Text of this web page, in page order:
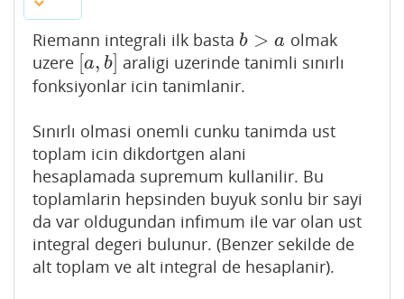
Riemann integrali ilk basta b > a
b >a
olmak
uzere [a, b]
a,b] araligi uzerinde tanimli sınırlı
fonksiyonlar icin tanimlanir.
Sınırlı olmasi onemli cunku tanimda ust
toplam icin dikdortgen alani
hesaplamada supremum kullanilir. Bu
toplamlarin hepsinden buyuk sonlu bir sayi
da var oldugundan infimum ile var olan ust
integral degeri bulunur. (Benzer sekilde de
alt toplam ve alt integral de hesaplanir).